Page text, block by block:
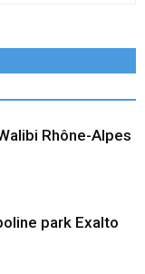
Rhône-Alpes
park Exalto